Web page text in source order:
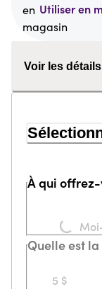
Utiliser en
Voir les
À qui offrez-
Loading...
Quelle est
5 $